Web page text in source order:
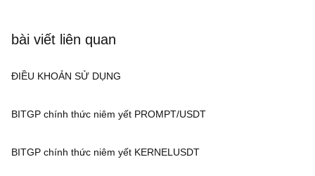
bài viết liên quan
ĐIỀU KHOẢN SỬ DỤNG
BITGP chính thức niêm yết PROMPT/USDT
BITGP chính thức niêm yết KERNELUSDT